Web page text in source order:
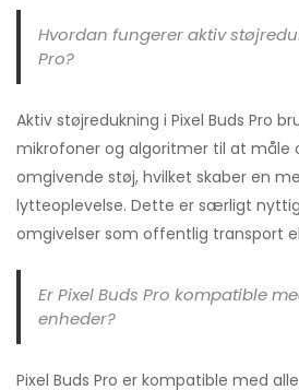
Hvordan fungerer aktiv
Pro?
Aktiv støjredukning i Pixel Buds Pro
mikrofoner og algoritmer til at måle
omgivende støj, hvilket skaber en
lytteoplevelse. Dette er særligt
omgivelser som offentlig transport
Er Pixel Buds Pro kompatible
enheder?
Pixel Buds Pro er kompatible med